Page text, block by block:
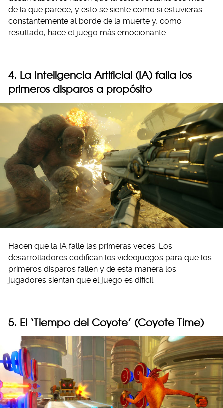
de la que parece, y esto se siente como si estuvieras
constantemente al borde de la muerte y, como
resultado, hace el juego más emocionante.
4. La Inteligencia Artificial (IA) falla los
primeros disparos a propósito
Hacen que la IA falle las primeras veces. Los
desarrolladores codifican los videojuegos para que los
primeros disparos fallen y de esta manera los
jugadores sientan que el juego es difícil.
5. El ‘Tiempo del Coyote’ (Coyote Time)